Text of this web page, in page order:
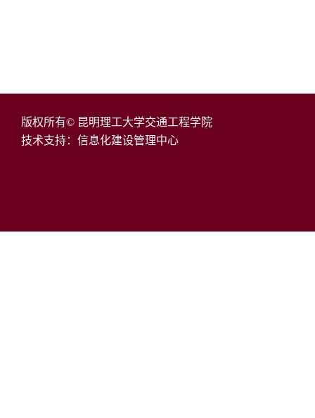
版权所有© 昆明理工大学交通工程学院
技术支持：信息化建设管理中心